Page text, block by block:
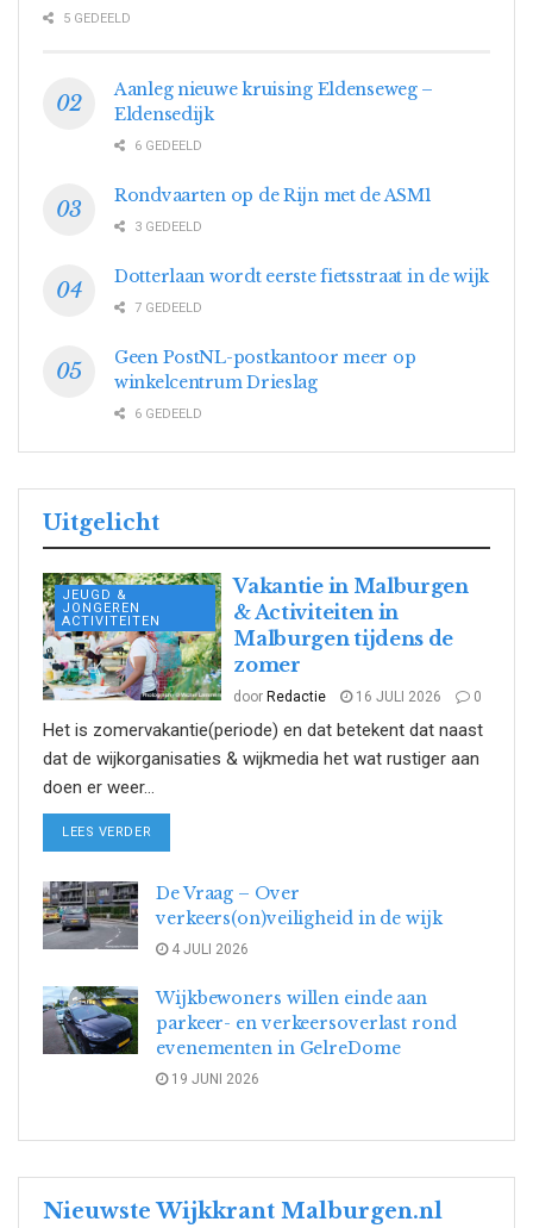
5 GEDEELD
Aanleg nieuwe kruising Eldenseweg –
Eldensedijk
6 GEDEELD
Rondvaarten op de Rijn met de ASM1
3 GEDEELD
Dotterlaan wordt eerste fietsstraat in de wijk
7 GEDEELD
Geen PostNL-postkantoor meer op
winkelcentrum Drieslag
6 GEDEELD
Uitgelicht
JEUGD &
JONGEREN
ACTIVITEITEN
Vakantie in Malburgen
& Activiteiten in
Malburgen tijdens de
zomer
door Redactie 16 JULI 2026 0
Het is zomervakantie(periode) en dat betekent dat naast
dat de wijkorganisaties & wijkmedia het wat rustiger aan
doen er weer...
LEES VERDER
De Vraag – Over
verkeers(on)veiligheid in de wijk
4 JULI 2026
Wijkbewoners willen einde aan
parkeer- en verkeersoverlast rond
evenementen in GelreDome
19 JUNI 2026
Nieuwste Wijkkrant Malburgen.nl